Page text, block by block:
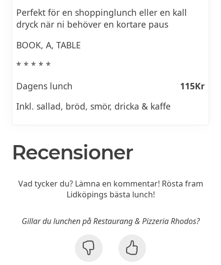
Perfekt för en shoppinglunch eller en kall
dryck när ni behöver en kortare paus
BOOK, A, TABLE
* * * * *
Dagens lunch
115Kr
Inkl. sallad, bröd, smör, dricka & kaffe
Recensioner
Vad tycker du? Lämna en kommentar! Rösta fram
Lidköpings bästa lunch!
Gillar du lunchen på Restaurang & Pizzeria Rhodos?